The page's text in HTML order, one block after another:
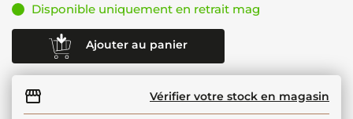
Disponible uniquement en retrait mag
Ajouter au panier
Vérifier votre stock en magasin